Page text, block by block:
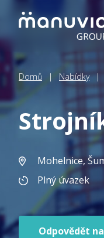
Přeskočit
obsah
Domů | Nabídky |
Mohelnice,
Plný úvazek
Odpovědět